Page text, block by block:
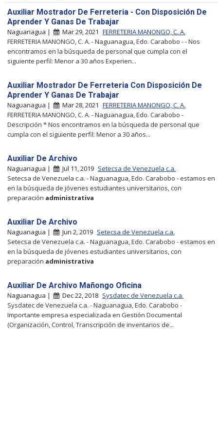
Auxiliar Mostrador De Ferreteria - Con Disposición De
Aprender Y Ganas De Trabajar
Naguanagua | Mar 29, 2021 FERRETERIA MANONGO, C. A.
FERRETERIA MANONGO, C. A. - Naguanagua, Edo. Carabobo - - Nos
encontramos en la búsqueda de personal que cumpla con el
siguiente perfil: Menor a 30 años Experien...
Auxiliar Mostrador De Ferreteria Con Disposición De
Aprender Y Ganas De Trabajar
Naguanagua | Mar 28, 2021 FERRETERIA MANONGO, C. A.
FERRETERIA MANONGO, C. A. - Naguanagua, Edo. Carabobo -
Descripción * Nos encontramos en la búsqueda de personal que
cumpla con el siguiente perfil: Menor a 30 años...
Auxiliar De Archivo
Naguanagua | Jul 11, 2019 Setecsa de Venezuela c.a.
Setecsa de Venezuela c.a. - Naguanagua, Edo. Carabobo - estamos en
en la búsqueda de jóvenes estudiantes universitarios, con
preparación administrativa
Auxiliar De Archivo
Naguanagua | Jun 2, 2019 Setecsa de Venezuela c.a.
Setecsa de Venezuela c.a. - Naguanagua, Edo. Carabobo - estamos en
en la búsqueda de jóvenes estudiantes universitarios, con
preparación administrativa
Auxiliar De Archivo Mañongo Oficina
Naguanagua | Dec 22, 2018 Sysdatec de Venezuela c.a.
Sysdatec de Venezuela c.a. - Naguanagua, Edo. Carabobo -
Importante empresa especializada en Gestión Documental
(Organización, Control, Transcripción de inventarios de...